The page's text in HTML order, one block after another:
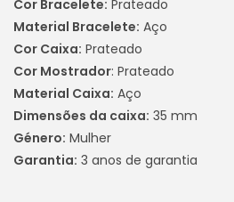
Cor Bracelete: Prateado
Material Bracelete: Aço
Cor Caixa: Prateado
Cor Mostrador: Prateado
Material Caixa: Aço
Dimensões da caixa: 35 mm
Género: Mulher
Garantia: 3 anos de garantia